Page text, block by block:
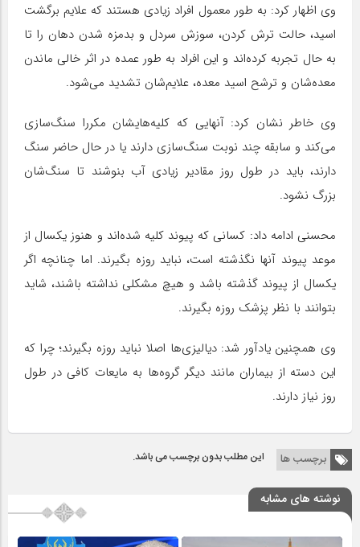
وی اظهار کرد: به طور معمول افراد زیادی هستند که علایم برگشت
اسید، حالت ترش کردن، سوزش سردل و بدمزه شدن دهان را تا
به حال تجربه کرده‌اند و این افراد به طور عمده در اثر خالی ماندن
معده‌شان و ترشح اسید معده، علایم‌شان تشدید می‌شود.
وی خاطر نشان کرد: آنهایی که کلیه‌هایشان مکررا سنگ‌سازی
می‌کند و سابقه چند نوبت سنگ‌سازی دارند یا در حال حاضر سنگ
دارند، باید در طول روز مقادیر زیادی آب بنوشند تا سنگ‌شان
بزرگ نشود.
محسنی ادامه داد: کسانی که پیوند کلیه شده‌اند و هنوز یکسال از
موعد پیوند آنها نگذشته است، نباید روزه بگیرند. اما چنانچه اگر
یکسال از پیوند گذشته باشد و هیچ مشکلی نداشته باشند، شاید
بتوانند با نظر پزشک روزه بگیرند.
وی همچنین یادآور شد: دیالیزی‌ها اصلا نباید روزه بگیرند؛ چرا که
این دسته از بیماران مانند دیگر گروه‌ها به مایعات کافی در طول
روز نیاز دارند.
برچسب ها این مطلب بدون برچسب می باشد.
نوشته های مشابه